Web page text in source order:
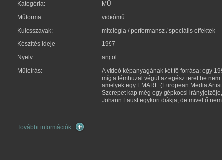
Kategória:
MŰ
Műforma:
videómű
Kulcsszavak:
mitológia / performansz / speciális effektek
Készítés ideje:
1997
Nyelv:
angol
Műleírás:
A videó képanyagának két fő forrása: egy
míg a fémhuzal végül az egész teret be
amelyek egy EMARE (European Media
Szerepet kap még egy gépkocsi
Johann Faust egykori diákja, de mivel ő
További információk